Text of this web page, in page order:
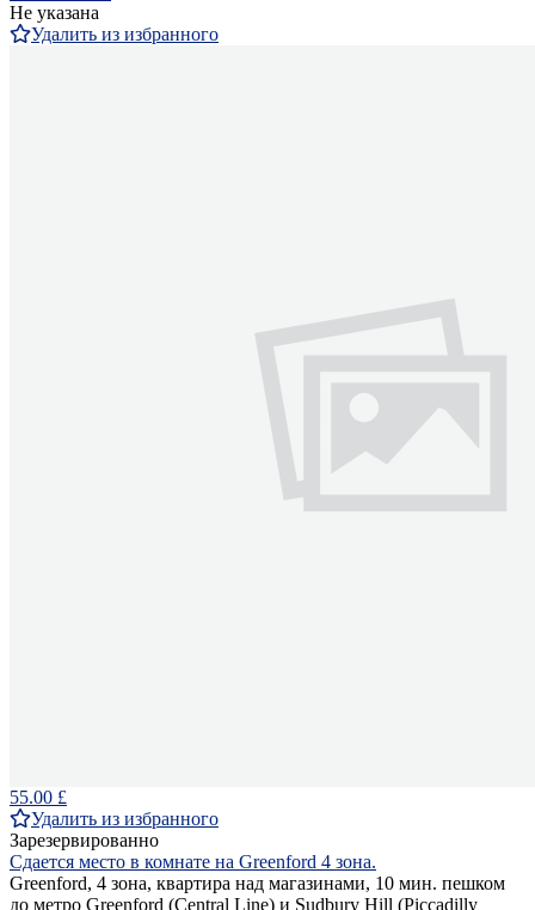
Не указана
Удалить из избранного
55.00 £
Удалить из избранного
Зарезервированно
Сдается место в комнате на Greenford 4 зона.
Greenford, 4 зона, квартира над магазинами, 10 мин. пешком
до метро Greenford (Central Line) и Sudbury Hill (Piccadilly